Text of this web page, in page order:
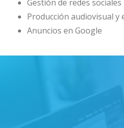
Gestión de redes sociales
Producción audiovisual y
Anuncios en Google